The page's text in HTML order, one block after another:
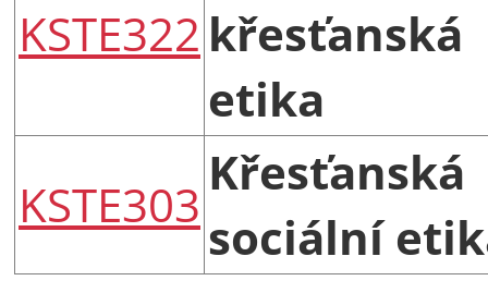
KSTE322 křesťanská
etika
KSTE303
Křesťanská
sociální